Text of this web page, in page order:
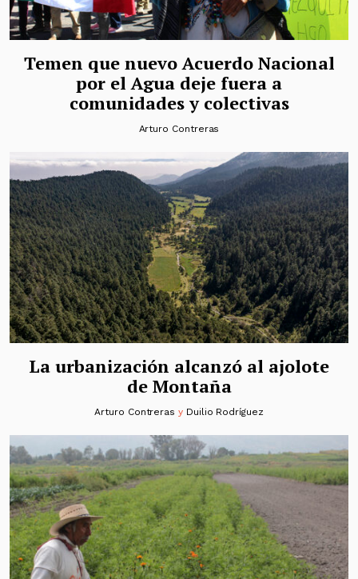
Temen que nuevo Acuerdo Nacional
por el Agua deje fuera a
comunidades y colectivas
Arturo Contreras
La urbanización alcanzó al ajolote
de Montaña
Arturo Contreras y Duilio Rodríguez